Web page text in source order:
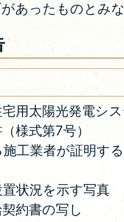
あったものとみ
用太陽光発電シ
様式第7号）
工業者が証明す
状況を示す写真
約書の写し